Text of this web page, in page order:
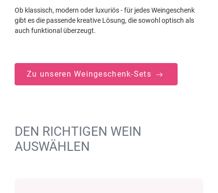
Ob klassisch, modern oder luxuriös - für jedes Weingeschenk
gibt es die passende kreative Lösung, die sowohl optisch als
auch funktional überzeugt.
Zu unseren Weingeschenk-Sets
DEN RICHTIGEN WEIN
AUSWÄHLEN